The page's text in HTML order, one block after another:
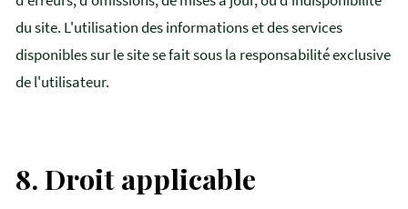
du site. L'utilisation des informations et des services
disponibles sur le site se fait sous la responsabilité exclusive
de l'utilisateur.
8.Droit applicable